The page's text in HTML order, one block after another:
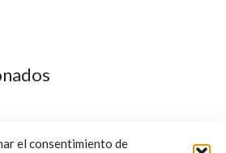
el consentimiento de